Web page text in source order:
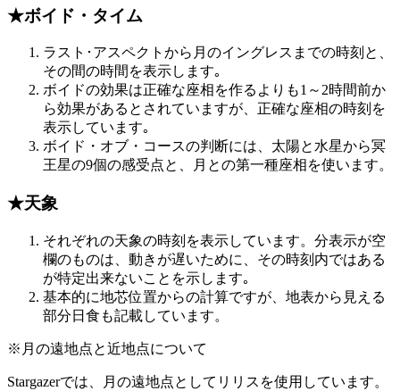
★ボイド・タイム
ラスト･アスペクトから月のイングレスまでの時刻と、
その間の時間を表示します｡
ボイドの効果は正確な座相を作るよりも1～2時間前か
ら効果があるとされていますが、正確な座相の時刻を
表示しています｡
ボイド・オブ・コースの判断には、太陽と水星から冥
王星の9個の感受点と、月との第一種座相を使います。
★天象
それぞれの天象の時刻を表示しています。分表示が空
欄のものは、動きが遅いために、その時刻内ではある
が特定出来ないことを示します｡
基本的に地芯位置からの計算ですが、地表から見える
部分日食も記載しています。
※月の遠地点と近地点について
Stargazerでは、月の遠地点としてリリスを使用しています。